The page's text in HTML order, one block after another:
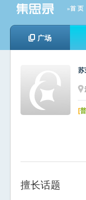
»首 页
广场
[
擅长话题